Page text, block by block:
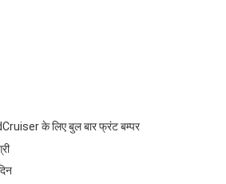
के लिए बुल बार फ्रंट बम्पर